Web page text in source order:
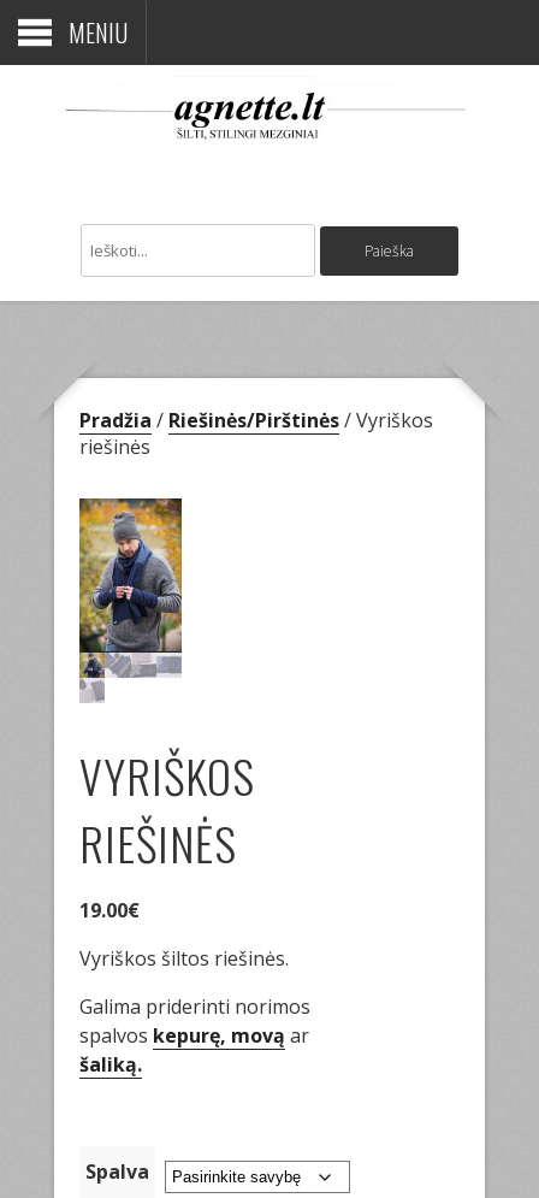
MENIU
Pradžia / Riešinės/Pirštinės/ Vyriškos
riešinės
VYRIŠKOS
RIEŠINĖS
19.00€
Vyriškos šiltos riešinės.
Galima priderinti norimos
spalvos kepurę, movą ar
šaliką.
Spalva